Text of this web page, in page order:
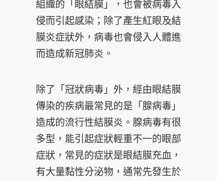
組織的「眼結膜」，也會被病毒入
侵而引起感染；除了產生紅眼及結
膜炎症狀外，病毒也會侵入人體進
而造成新冠肺炎。
除了「冠狀病毒」外，經由眼結膜
傳染的疾病最常見的是「腺病毒」
造成的流行性結膜炎。腺病毒有很
多型，能引起症狀輕重不一的眼部
症狀，常見的症狀是眼結膜充血，
有大量黏性分泌物，通常先發生於